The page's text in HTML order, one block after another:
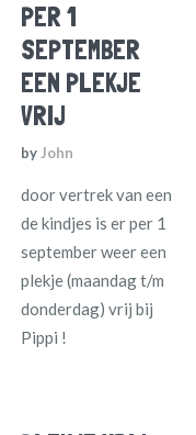
PER 1
SEPTEMBER
EEN PLEKJE
VRIJ
by John
door vertrek van een
de kindjes is er per 1
september weer een
plekje (maandag t/m
donderdag) vrij bij
Pippi !